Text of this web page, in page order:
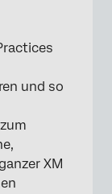
und so
XM